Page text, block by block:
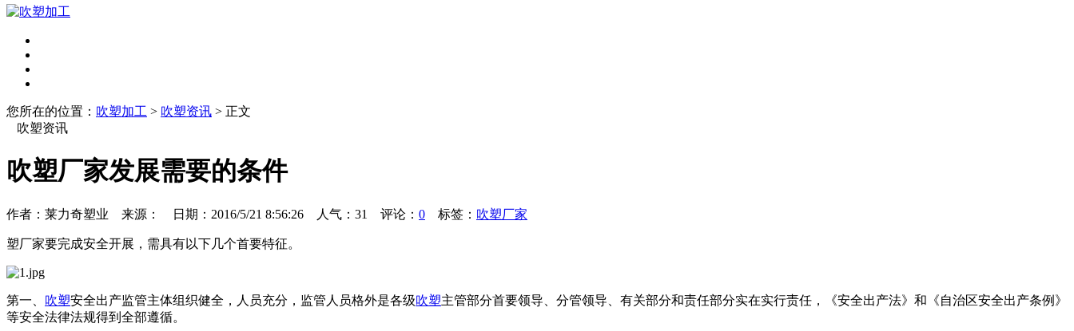
您所在的位置： 吹塑加工 > 吹塑资讯 > 正文
吹塑资讯
吹塑厂家发展需要的条件
作者：莱力奇塑业 来源： 日期：2016/5/21 8:56:26 人气： 31 评论： 0 标签： 吹塑厂家
塑厂家要完成安全开展，需具有以下几个首要特征。
第一、 吹塑安全出产监管主体组织健全，人员充分，监管人员格外是各级吹塑主管部分首要领导、分管领导、有关部分和责任部分实在实行责任，《安全出产法》和《自治区安全出产条例》
等安全法律法规得到全部遵循。